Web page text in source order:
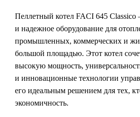
Пеллетный котел FACI 645 Classico
и надежное оборудование для
промышленных, коммерческих и
большой площадью. Этот котел
высокую мощность,
и инновационные технологии
его идеальным решением для тех,
экономичность.